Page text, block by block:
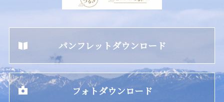
パンフレットダウンロード
フォトダウンロード